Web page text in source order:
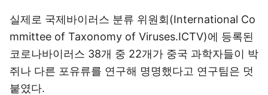
실제로 국제바이러스 분류 위원회(International Co
mmittee of Taxonomy of Viruses.ICTV)에 등록된
코로나바이러스 38개 중 22개가 중국 과학자들이 박
쥐나 다른 포유류를 연구해 명명했다고 연구팀은 덧
붙였다.